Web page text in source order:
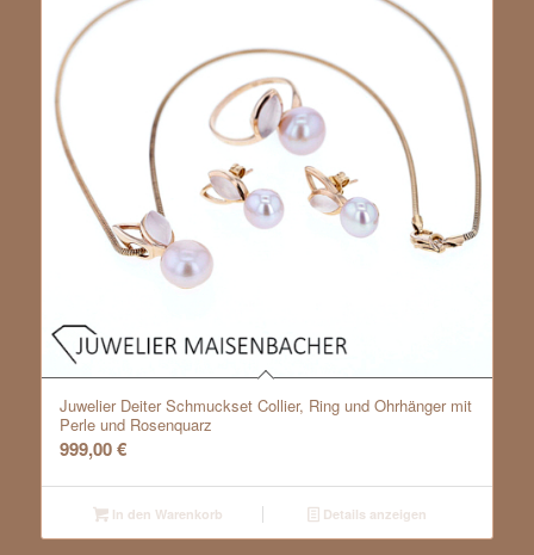
Juwelier Deiter Schmuckset Collier, Ring und Ohrhänger mit
Perle und Rosenquarz
999,00€
In den Warenkorb Details anzeigen